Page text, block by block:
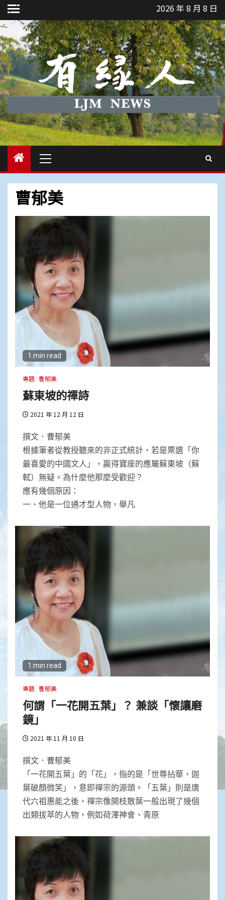
Skip
to
content
2026 年 8 月 8 日
Menu
曹郁美
1 min read
專題 曹郁美
蘇東坡的禪詩
2021 年 12 月 12 日
撰文．曹郁美
根據筆者從教授聽來的非正式統計，若是票選「你
最喜愛的中國文人」，贏得寶座的應屬蘇東坡（蘇
軾）無疑。為什麼他那麼受歡迎？
應有幾個原因：
一、他是一位通才型人物，舉凡
1 min read
專題 曹郁美
何謂「一花開五葉」？ 兼談「懷讓磨
鏡」
2021 年 11 月 10 日
撰文．曹郁美
「一花開五葉」的「花」，指的是「世尊拈華，迦
葉破顏微笑」，意即禪宗的源頭。「五葉」則是唐
代六祖惠能之後，禪宗像開枝散葉一般出現了幾個
出類拔萃的人物，例如荷澤神會、青原